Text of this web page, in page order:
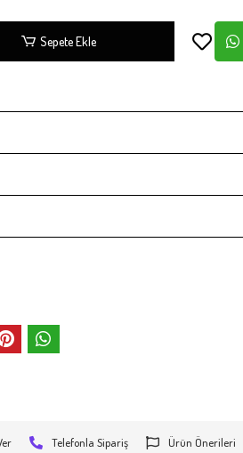
Sepete Ekle
Telefonla Sipariş Ürün Önerileri